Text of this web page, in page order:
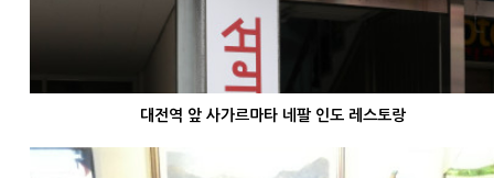
대전역 앞 사가르마타 네팔 인도 레스토랑